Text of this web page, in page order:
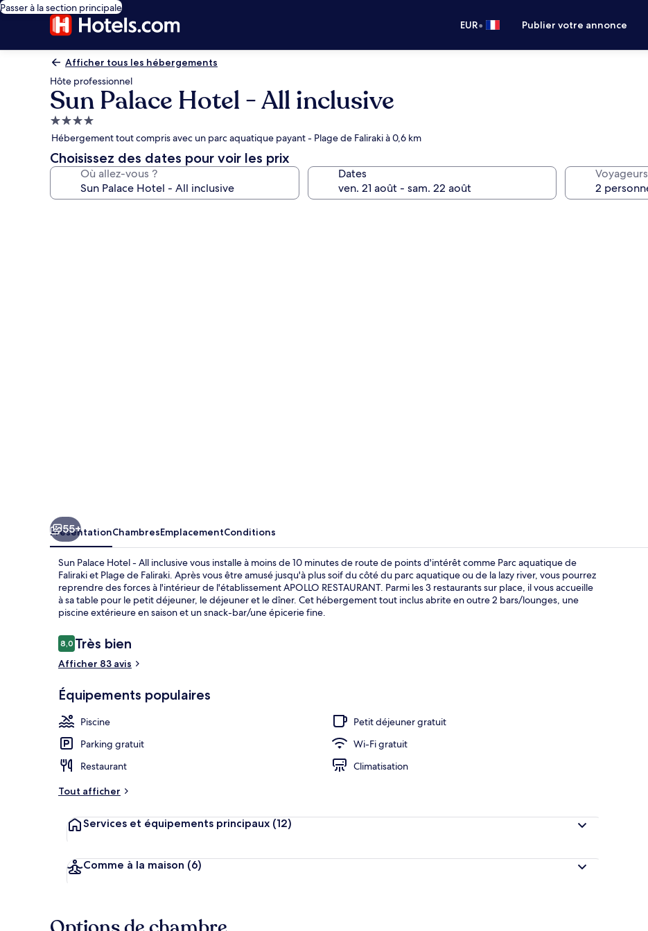
Passer à la section principale
EUR• Publier votre annonce
Afficher tous les hébergements
Hôte professionnel
Sun Palace Hotel - All inclusive
Hébergement
4.0 étoiles
Hébergement tout compris avec un parc aquatique payant - Plage de Faliraki à 0,6 km
Choisissez des dates pour voir les prix
Où allez-vous ? Dates Voyageurs
2 bars
55+
PrésentationChambresEmplacementConditions
Sun Palace Hotel - All inclusive vous installe à moins de 10 minutes de route de points d'intérêt comme Parc aquatique de
Faliraki et Plage de Faliraki. Après vous être amusé jusqu'à plus soif du côté du parc aquatique ou de la lazy river, vous pourrez
reprendre des forces à l'intérieur de l'établissement APOLLO RESTAURANT. Parmi les 3 restaurants sur place, il vous accueille
à sa table pour le petit déjeuner, le déjeuner et le dîner. Cet hébergement tout inclus abrite en outre 2 bars/lounges, une
piscine extérieure en saison et un snack-bar/une épicerie fine.
Avis
voyageurs
8,08,0 sur 10
Très bien
Afficher 83 avis
Équipements populaires
Piscine
Petit déjeuner gratuit
Parking gratuit
Wi-Fi gratuit
Restaurant
Climatisation
Tout afficher
Services et équipements principaux (12)
Comme à la maison (6)